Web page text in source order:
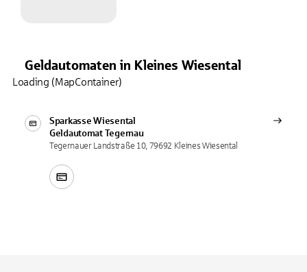
Geldautomaten in Kleines Wiesental
Sparkasse Wiesental
Geldautomat Tegernau
Tegernauer Landstraße 10, 79692 Kleines Wiesental
Loading (MapContainer)